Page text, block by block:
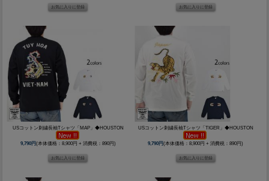
USコットン刺繍長袖Tシャツ「MAP」◆HOUSTON
9,790円(本体価格：8,900円 + 消費税：890円)
USコットン刺繍長袖Tシャツ「TIGER」◆HOUSTON
9,790円(本体価格：8,900円 + 消費税：890円)